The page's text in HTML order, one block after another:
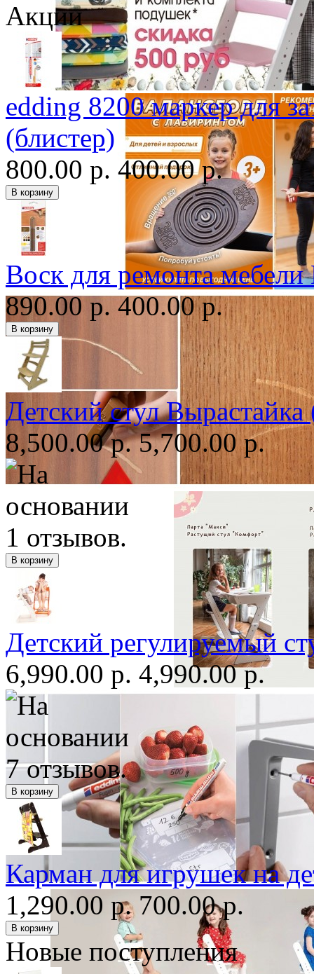
Акции
edding 8200 маркер для
(блистер)
800.00 р. 400.00 р.
Воск для ремонта мебели
890.00 р. 400.00 р.
Детский стул Вырастайка
8,500.00 р. 5,700.00 р.
Детский регулируемый
6,990.00 р. 4,990.00 р.
Карман для игрушек на
1,290.00 р. 700.00 р.
Новые поступления